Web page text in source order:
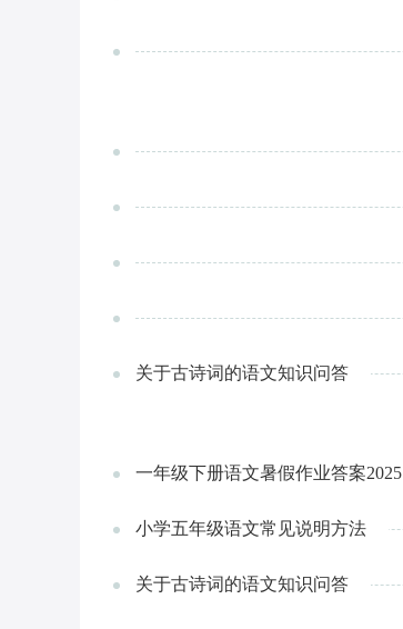
关于古诗词的语文知识问答
一年级下册语文暑假作业答案2025
小学五年级语文常见说明方法
关于古诗词的语文知识问答